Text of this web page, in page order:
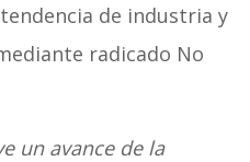
de industria y
radicado No
un avance de la